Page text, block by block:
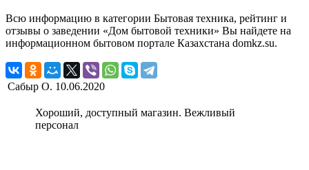
Всю информацию в категории Бытовая техника, рейтинг и
отзывы о заведении «Дом бытовой техники» Вы найдете на
информационном бытовом портале Казахстана domkz.su.
Сабыр О. 10.06.2020
Хороший, доступный магазин. Вежливый
персонал